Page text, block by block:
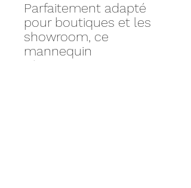
Parfaitement adapté
pour boutiques et les
showroom, ce
mannequin
s'harmonisera aussi